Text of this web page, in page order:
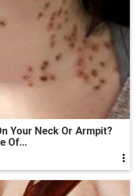
Your Neck Or Armpit?
Of...